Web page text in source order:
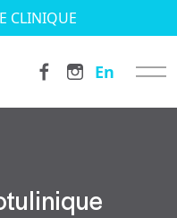
CLINIQUE
En